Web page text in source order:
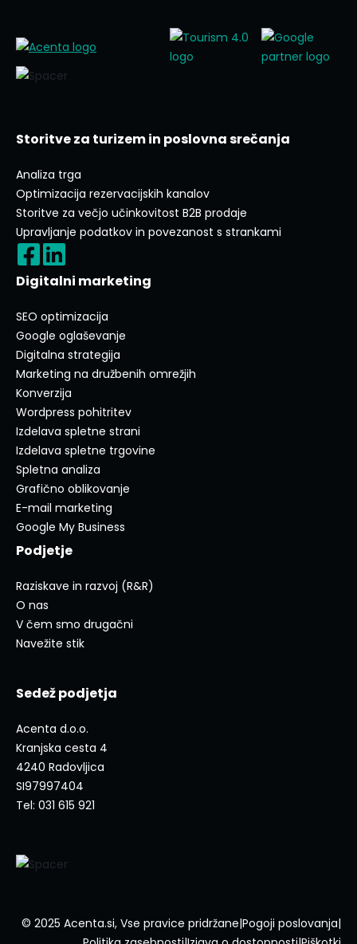
Storitve za turizem in poslovna srečanja
Analiza trga
Optimizacija rezervacijskih kanalov
Storitve za večjo učinkovitost B2B prodaje
Upravljanje podatkov in povezanost s strankami
Digitalni marketing
SEO optimizacija
Google oglaševanje
Digitalna strategija
Marketing na družbenih omrežjih
Konverzija
Wordpress pohitritev
Izdelava spletne strani
Izdelava spletne trgovine
Spletna analiza
Grafično oblikovanje
E-mail marketing
Google My Business
Podjetje
Raziskave in razvoj (R&R)
O nas
V čem smo drugačni
Navežite stik
Sedež podjetja
Acenta d.o.o.
Kranjska cesta 4
4240 Radovljica
SI97997404
Tel: 031 615 921
© 2025 Acenta.si, Vse pravice pridržane|Pogoji poslovanja|